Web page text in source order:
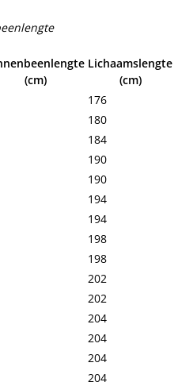
(cm)
Lichaamslengte
(cm)
176
180
184
190
190
194
194
198
198
202
202
204
204
204
204